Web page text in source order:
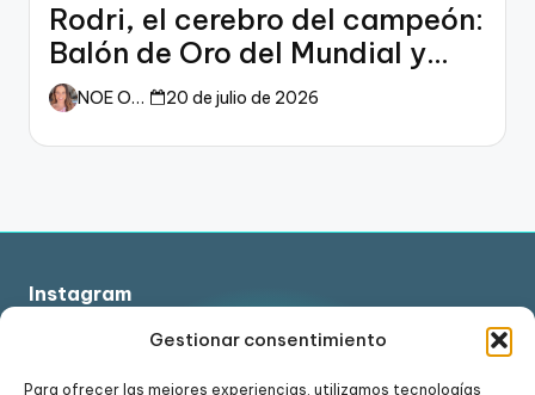
Gestionar consentimiento
Para ofrecer las mejores experiencias, utilizamos tecnologías
Rodri, el cerebro del campeón:
Balón de Oro del Mundial y
dueño del fútbol
NOE ORTIZ 20 de julio de 2026
Instagram